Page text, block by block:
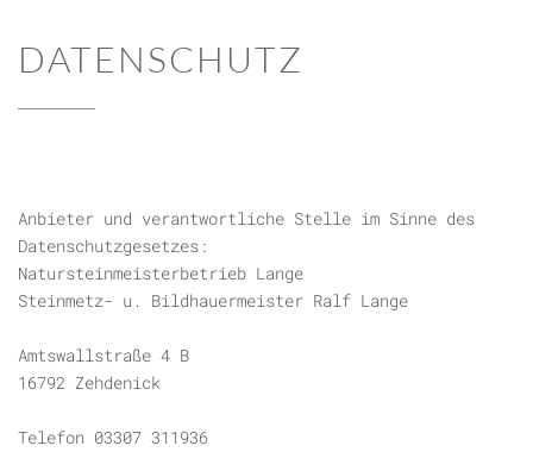
DATENSCHUTZ
Anbieter und verantwortliche Stelle im Sinne des
Datenschutzgesetzes:
Natursteinmeisterbetrieb Lange
Steinmetz- u. Bildhauermeister Ralf Lange
Amtswallstraße 4 B
16792 Zehdenick
Telefon 03307 311936